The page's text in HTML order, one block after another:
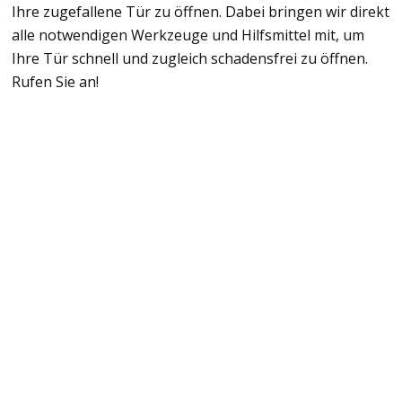
Ihre zugefallene Tür zu öffnen. Dabei bringen wir direkt
alle notwendigen Werkzeuge und Hilfsmittel mit, um
Ihre Tür schnell und zugleich schadensfrei zu öffnen.
Rufen Sie an!